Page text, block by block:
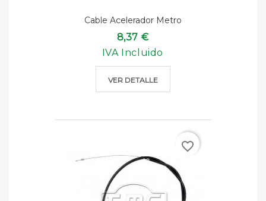
Cable Acelerador Metro
8,37 €
IVA Incluido
VER DETALLE
favorite_border